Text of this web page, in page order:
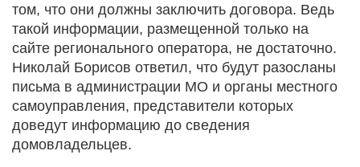
том, что они должны заключить договора. Ведь
такой информации, размещенной только на
сайте регионального оператора, не достаточно.
Николай Борисов ответил, что будут разосланы
письма в администрации МО и органы местного
самоуправления, представители которых
доведут информацию до сведения
домовладельцев.